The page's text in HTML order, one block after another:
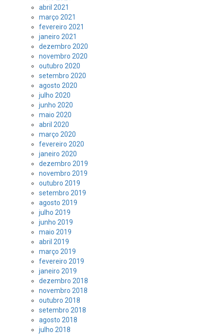
abril 2021
março 2021
fevereiro 2021
janeiro 2021
dezembro 2020
novembro 2020
outubro 2020
setembro 2020
agosto 2020
julho 2020
junho 2020
maio 2020
abril 2020
março 2020
fevereiro 2020
janeiro 2020
dezembro 2019
novembro 2019
outubro 2019
setembro 2019
agosto 2019
julho 2019
junho 2019
maio 2019
abril 2019
março 2019
fevereiro 2019
janeiro 2019
dezembro 2018
novembro 2018
outubro 2018
setembro 2018
agosto 2018
julho 2018